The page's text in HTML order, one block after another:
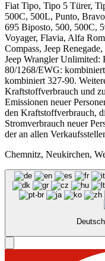
Fiat Tipo, Tipo 5 Türer,
500C, 500L, Punto,
695 Biposto, 500, 500C,
Voyager, Flavia, Alfa
Compass, Jeep
Jeep Wrangler
80/1268/EWG:
kombiniert 327-90.
Kraftstoffverbrauch und
Emissionen neuer
den Kraftstoffverbrauch,
Stromverbrauch neuer
der an allen
Chemnitz, Neukirchen,
Deutsch